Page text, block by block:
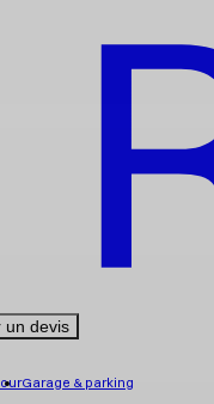
un devis
Garage & parking